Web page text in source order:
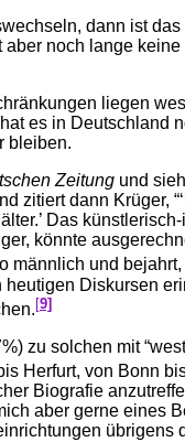
dann ist
aber noch lange
liegen
es in Deutschland
bleiben.
Zeitung und
zitiert dann Krüger,
Das
könnte
und
Diskursen
[9]
zu solchen mit
Herfurt, von Bonn
Biografie
aber gerne eines
übrigens